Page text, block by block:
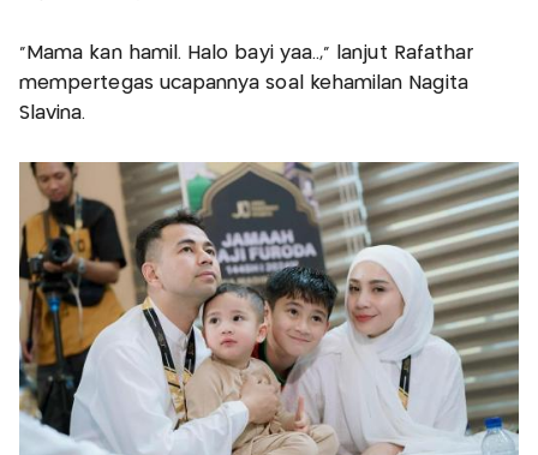
"Mama kan hamil. Halo bayi yaa..," lanjut Rafathar
mempertegas ucapannya soal kehamilan Nagita
Slavina.